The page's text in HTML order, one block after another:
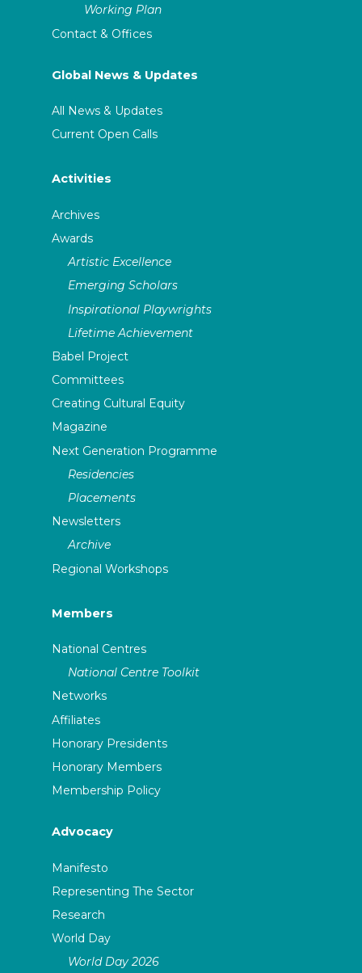
Working Plan
Contact & Offices
Global News & Updates
All News & Updates
Current Open Calls
Activities
Archives
Awards
Artistic Excellence
Emerging Scholars
Inspirational Playwrights
Lifetime Achievement
Babel Project
Committees
Creating Cultural Equity
Magazine
Next Generation Programme
Residencies
Placements
Newsletters
Archive
Regional Workshops
Members
National Centres
National Centre Toolkit
Networks
Affiliates
Honorary Presidents
Honorary Members
Membership Policy
Advocacy
Manifesto
Representing The Sector
Research
World Day
World Day 2026